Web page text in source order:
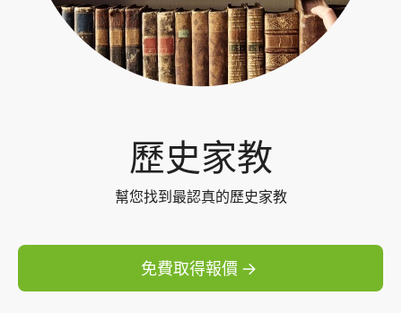
歷史家教
幫您找到最認真的歷史家教
免費取得報價